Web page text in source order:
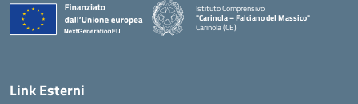
Istituto Comprensivo
"Carinola – Falciano del Massico"
Carinola (CE)
Link Esterni